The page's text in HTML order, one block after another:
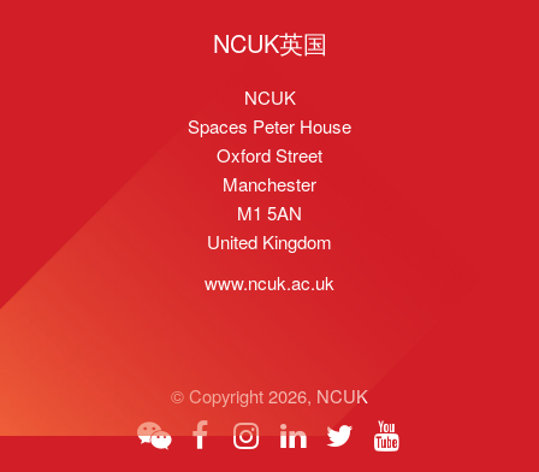
NCUK英国
NCUK
Spaces Peter House
Oxford Street
Manchester
M1 5AN
United Kingdom
www.ncuk.ac.uk
© Copyright 2026, NCUK